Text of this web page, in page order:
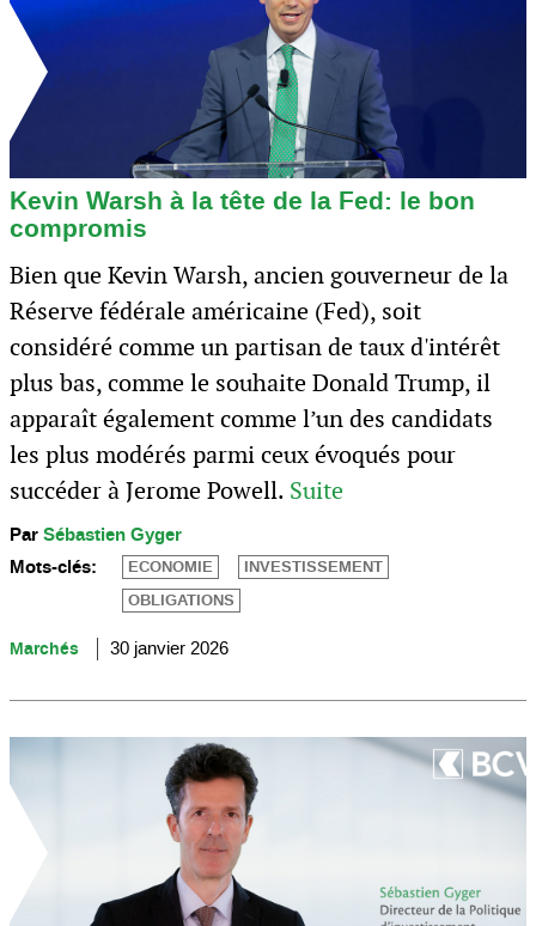
Kevin Warsh à la tête de la Fed: le bon
compromis
Bien que Kevin Warsh, ancien gouverneur de la
Réserve fédérale américaine (Fed), soit
considéré comme un partisan de taux d'intérêt
plus bas, comme le souhaite Donald Trump, il
apparaît également comme l’un des candidats
les plus modérés parmi ceux évoqués pour
succéder à Jerome Powell. Suite
ParSébastien Gyger
Mots-clés:
ECONOMIE
INVESTISSEMENT
OBLIGATIONS
Marchés 30 janvier 2026